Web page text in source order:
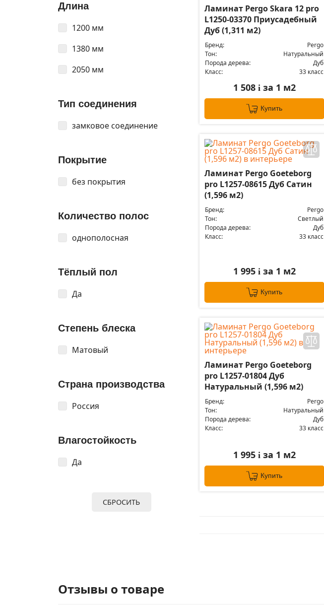
Длина
1200 мм
1380 мм
2050 мм
Тип соединения
замковое соединение
Покрытие
без покрытия
Количество полос
однополосная
Тёплый пол
Да
Степень блеска
Матовый
Страна производства
Россия
Влагостойкость
Да
СБРОСИТЬ
Ламинат Pergo Skara 12 pro
L1250-03370 Приусадебный
Дуб (1,311 м2)
Бренд:
Pergo
Тон:
Натуральный
Порода дерева:
Дуб
Класс:
33 класс
1 508 iза 1 м2
Купить
Ламинат Pergo Goeteborg
pro L1257-08615 Дуб Сатин
(1,596 м2)
Бренд:
Pergo
Тон:
Светлый
Порода дерева:
Дуб
Класс:
33 класс
1 995 iза 1 м2
Купить
Ламинат Pergo Goeteborg
pro L1257-01804 Дуб
Натуральный (1,596 м2)
Бренд:
Pergo
Тон:
Натуральный
Порода дерева:
Дуб
Класс:
33 класс
1 995 iза 1 м2
Купить
Отзывы о товаре